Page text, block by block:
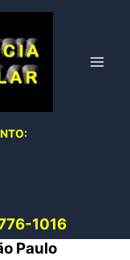
1016
Paulo